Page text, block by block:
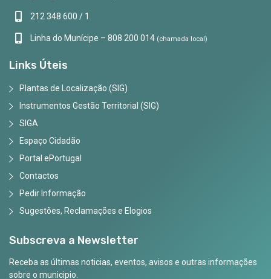
212 348 600 / 1
Linha do Munícipe – 808 200 014 (chamada local)
Links Úteis
Plantas de Localização (SIG)
Instrumentos Gestão Territorial (SIG)
SIGA
Espaço Cidadão
Portal ePortugal
Contactos
Pedir Informação
Sugestões, Reclamações e Elogios
Subscreva a Newsletter
Receba as últimas noticias, eventos, avisos e outras informações
sobre o municipio.